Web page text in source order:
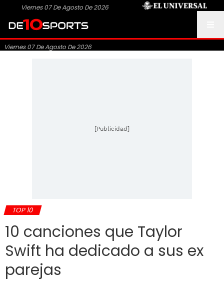
Viernes 07 De Agosto De 2026
Viernes 07 De Agosto De 2026
[Publicidad]
TOP 10
10 canciones que Taylor
Swift ha dedicado a sus ex
parejas